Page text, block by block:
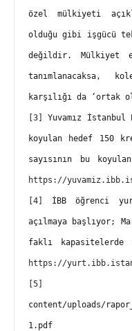
özel mülkiyeti
olduğu gibi işgücü
değildir. Mülkiyet
tanımlanacaksa,
karşılığı da
[3] Yuvamız İstanbul
koyulan hedef 150
https://
[4] İBB öğrenci
açılmaya başlıyor;
https://
[5] https://
content/uploads/
1.pdf